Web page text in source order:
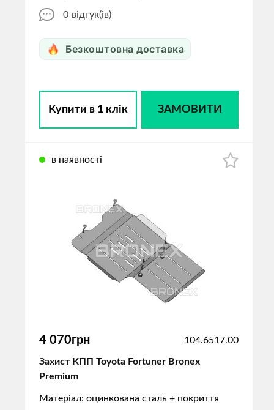
0 відгук(ів)
Безкоштовна доставка
Купити в 1 клік ЗАМОВИТИ
в наявності
4 070грн 104.6517.00
Захист КПП Toyota Fortuner Bronex
Premium
Матеріал: оцинкована сталь + покриття